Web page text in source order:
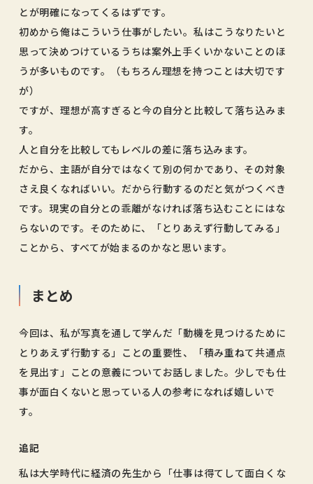
とが明確になってくるはずです。
初めから俺はこういう仕事がしたい。私はこうなりたいと
思って決めつけているうちは案外上手くいかないことのほ
うが多いものです。（もちろん理想を持つことは大切です
が）
ですが、理想が高すぎると今の自分と比較して落ち込みま
す。
人と自分を比較してもレベルの差に落ち込みます。
だから、主語が自分ではなくて別の何かであり、その対象
さえ良くなればいい。だから行動するのだと気がつくべき
です。現実の自分との乖離がなければ落ち込むことにはな
らないのです。そのために、「とりあえず行動してみる」
ことから、すべてが始まるのかなと思います。
まとめ
今回は、私が写真を通して学んだ「動機を見つけるために
とりあえず行動する」ことの重要性、「積み重ねて共通点
を見出す」ことの意義についてお話しました。少しでも仕
事が面白くないと思っている人の参考になれば嬉しいで
す。
追記
私は大学時代に経済の先生から「仕事は得てして面白くな